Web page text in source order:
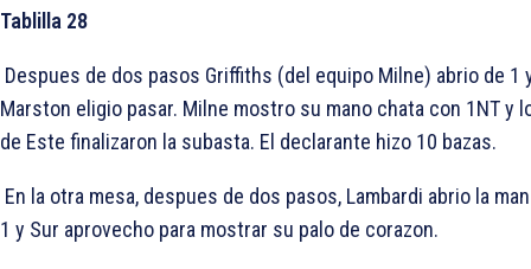
Tablilla 28
Despues de dos pasos Griffiths (del equipo Milne) abrio de 1
Marston eligio pasar. Milne mostro su mano chata con 1NT y
de Este finalizaron la subasta. El declarante hizo 10 bazas.
En la otra mesa, despues de dos pasos, Lambardi abrio la
1 y Sur aprovecho para mostrar su palo de corazon.